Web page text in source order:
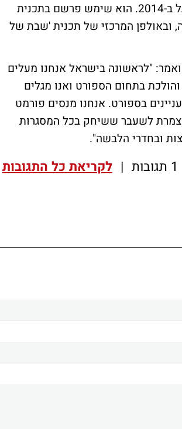
קטן הצטרף לרדיו חיפה לפני כשנה, לאחר שפרש מעולם הכדורגל ב-2014. הוא שימש פרשם בתכנית
ובאולפן המרכזי של תכנית 'שבת של
"לראשונה בישראל אנחנו מעלים
בתחום הספורט ואנו מגלים
בספורט. אנחנו מנסים פורמט
לשעבר ששיחק בכל המסגרות
ובחדרי הלבשה".
1 תגובות | לקריאת כל התגובות